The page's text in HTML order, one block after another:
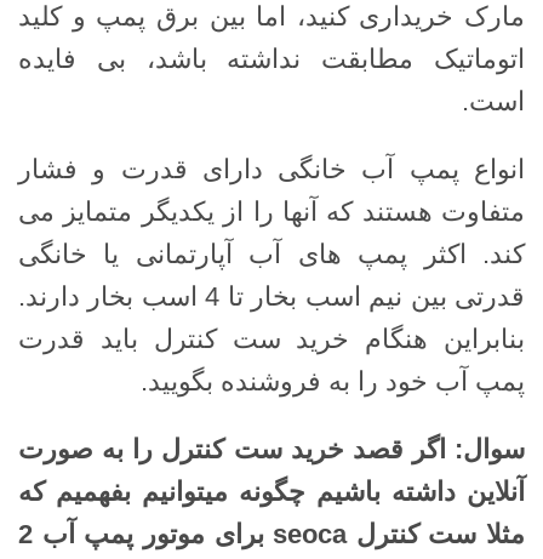
مارک خریداری کنید، اما بین برق پمپ و کلید
اتوماتیک مطابقت نداشته باشد، بی فایده
است.
انواع پمپ آب خانگی دارای قدرت و فشار
متفاوت هستند که آنها را از یکدیگر متمایز می
کند. اکثر پمپ های آب آپارتمانی یا خانگی
قدرتی بین نیم اسب بخار تا 4 اسب بخار دارند.
بنابراین هنگام خرید ست کنترل باید قدرت
پمپ آب خود را به فروشنده بگویید.
سوال: اگر قصد خرید ست کنترل را به صورت
آنلاین داشته باشیم چگونه میتوانیم بفهمیم که
مثلا ست کنترل seoca
برای موتور پمپ آب 2